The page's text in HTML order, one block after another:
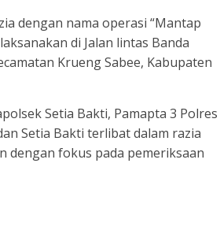
dengan nama operasi “Mantap
di Jalan lintas Banda
Krueng Sabee, Kabupaten
Setia Bakti, Pamapta 3 Polres
Setia Bakti terlibat dalam razia
dengan fokus pada pemeriksaan